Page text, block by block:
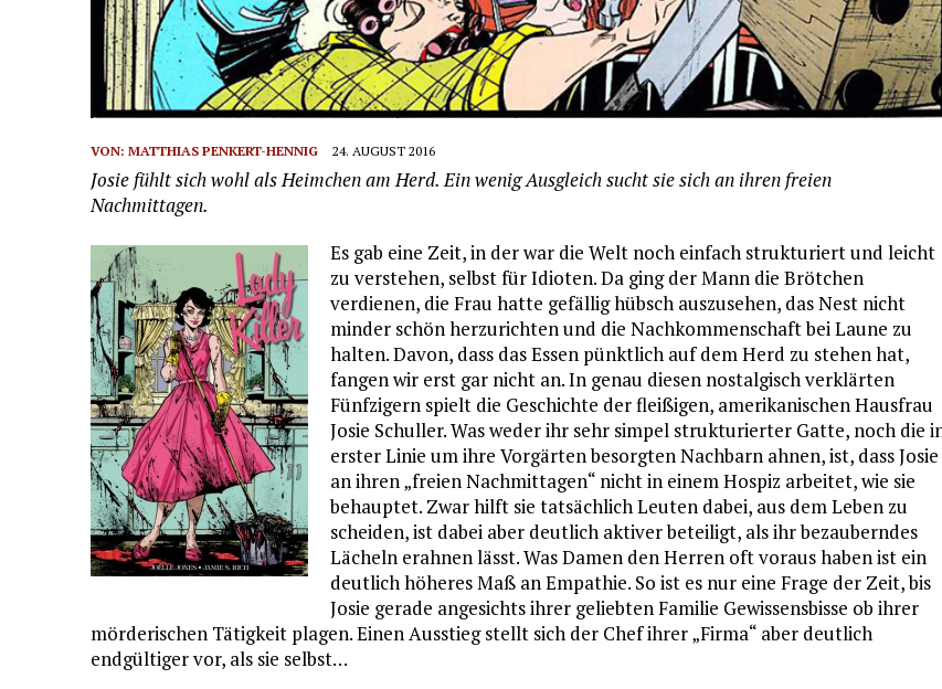
VON: MATTHIAS PENKERT-HENNIG 24. AUGUST 2016
Josie fühlt sich wohl als Heimchen am Herd. Ein wenig Ausgleich sucht sie sich an ihren freien
Nachmittagen.
Es gab eine Zeit, in der war die Welt noch einfach strukturiert und leicht
zu verstehen, selbst für Idioten. Da ging der Mann die Brötchen
verdienen, die Frau hatte gefällig hübsch auszusehen, das Nest nicht
minder schön herzurichten und die Nachkommenschaft bei Laune zu
halten. Davon, dass das Essen pünktlich auf dem Herd zu stehen hat,
fangen wir erst gar nicht an. In genau diesen nostalgisch verklärten
Fünfzigern spielt die Geschichte der fleißigen, amerikanischen Hausfrau
Josie Schuller. Was weder ihr sehr simpel strukturierter Gatte, noch die
erster Linie um ihre Vorgärten besorgten Nachbarn ahnen, ist, dass Josie
an ihren „freien Nachmittagen“ nicht in einem Hospiz arbeitet, wie sie
behauptet. Zwar hilft sie tatsächlich Leuten dabei, aus dem Leben zu
scheiden, ist dabei aber deutlich aktiver beteiligt, als ihr bezauberndes
Lächeln erahnen lässt. Was Damen den Herren oft voraus haben ist ein
deutlich höheres Maß an Empathie. So ist es nur eine Frage der Zeit, bis
Josie gerade angesichts ihrer geliebten Familie Gewissensbisse ob ihrer
mörderischen Tätigkeit plagen. Einen Ausstieg stellt sich der Chef ihrer „Firma“ aber deutlich
endgültiger vor, als sie selbst…